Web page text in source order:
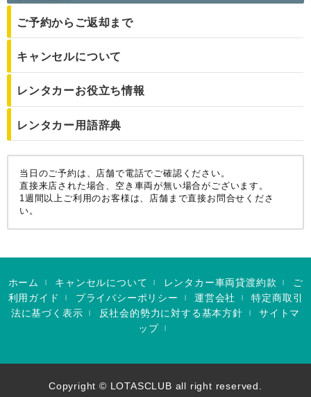
ご予約からご返却まで
キャンセルについて
レンタカーお役立ち情報
レンタカー用語辞典
当日のご予約は、店舗で電話でご確認ください。
直接来店された場合、空き車両が無い場合がございます。
1週間以上ご利用のお客様は、店舗まで直接お問合せくださ
い。
ホーム キャンセルについて レンタカー車両貸渡約款
ご
利用ガイド
プライバシーポリシー 運営会社 |特定商取引
法に基づく表示
反社会的勢力に対する基本方針
サイトマ
ップ
Copyright © LOTASCLUB all right reserved.